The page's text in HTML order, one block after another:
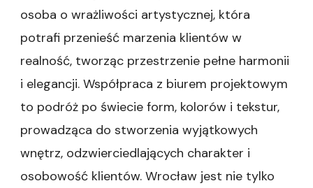
osoba o wrażliwości artystycznej, która
potrafi przenieść marzenia klientów w
realność, tworząc przestrzenie pełne harmonii
i elegancji. Współpraca z biurem projektowym
to podróż po świecie form, kolorów i tekstur,
prowadząca do stworzenia wyjątkowych
wnętrz, odzwierciedlających charakter i
osobowość klientów. Wrocław jest nie tylko